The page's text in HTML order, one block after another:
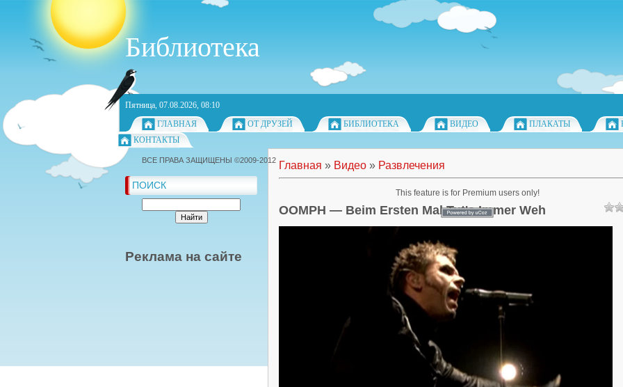
Библиотека
Пятница, 07.08.2026, 08:10
ГЛАВНАЯ
ОТ ДРУЗЕЙ БИБЛИОТЕКА ВИДЕО ПЛАКАТЫ
КОНТАКТЫ
ПОИСК
Реклама на сайте
Главная » Видео » Развлечения
OOMPH — Beim Ersten Mal Tut's Immer Weh
ВСЕ ПРАВА ЗАЩИЩЕНЫ ©2009-2012
This feature is for Premium users only!